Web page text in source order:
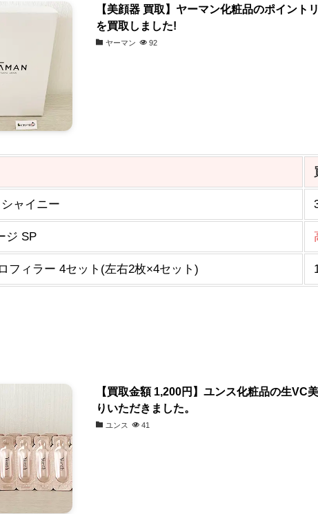
【美顔器 買取】ヤーマン化粧品のポイント
を買取しました!
ヤーマン 92
ャイニー
ジ SP
フィラー 4セット(左右2枚×4セット)
【買取金額 1,200円】ユンス化粧品の生VC
りいただきました。
ユンス 41